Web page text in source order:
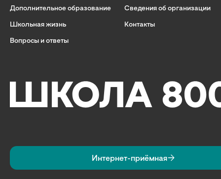
Дополнительное образование
Школьная жизнь
Вопросы и ответы
Сведения об организации
Контакты
Интернет-приёмная